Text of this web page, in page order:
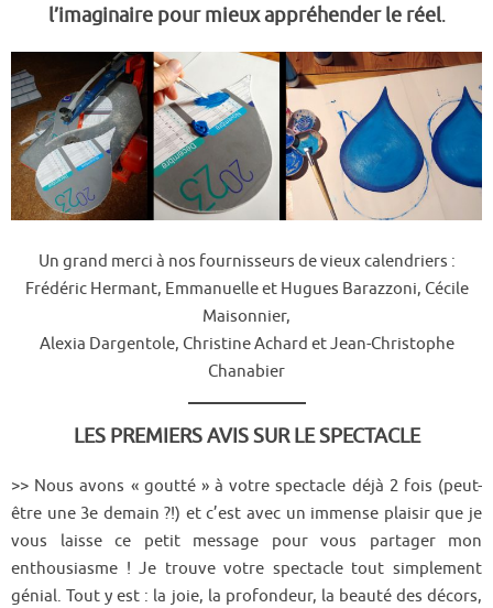
l’imaginaire pour mieux appréhender le réel.
Un grand merci à nos fournisseurs de vieux calendriers :
Frédéric Hermant, Emmanuelle et Hugues Barazzoni, Cécile
Maisonnier,
Alexia Dargentole, Christine Achard et Jean-Christophe
Chanabier
LES PREMIERS AVIS SUR LE SPECTACLE
>> Nous avons « goutté » à votre spectacle déjà 2 fois (peut-
être une 3e demain ?!) et c’est avec un immense plaisir que je
vous laisse ce petit message pour vous partager mon
enthousiasme ! Je trouve votre spectacle tout simplement
génial. Tout y est : la joie, la profondeur, la beauté des décors,